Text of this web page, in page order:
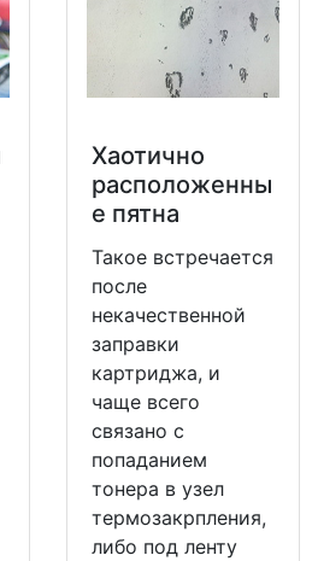
Хаотично
расположенны
е пятна
Такое встречается
после
некачественной
заправки
картриджа, и
чаще всего
связано с
попаданием
тонера в узел
термозакрпления,
либо под ленту